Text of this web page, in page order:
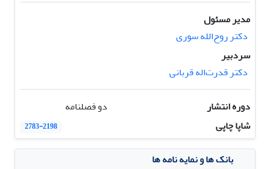
مدیر مسئول
دکتر روح‌الله سوری
سردبیر
دکتر قدرت‌اله قربانی
دوره انتشار
دو فصلنامه
شاپا چاپی
2783-2198
بانک ها و نمایه نامه ها